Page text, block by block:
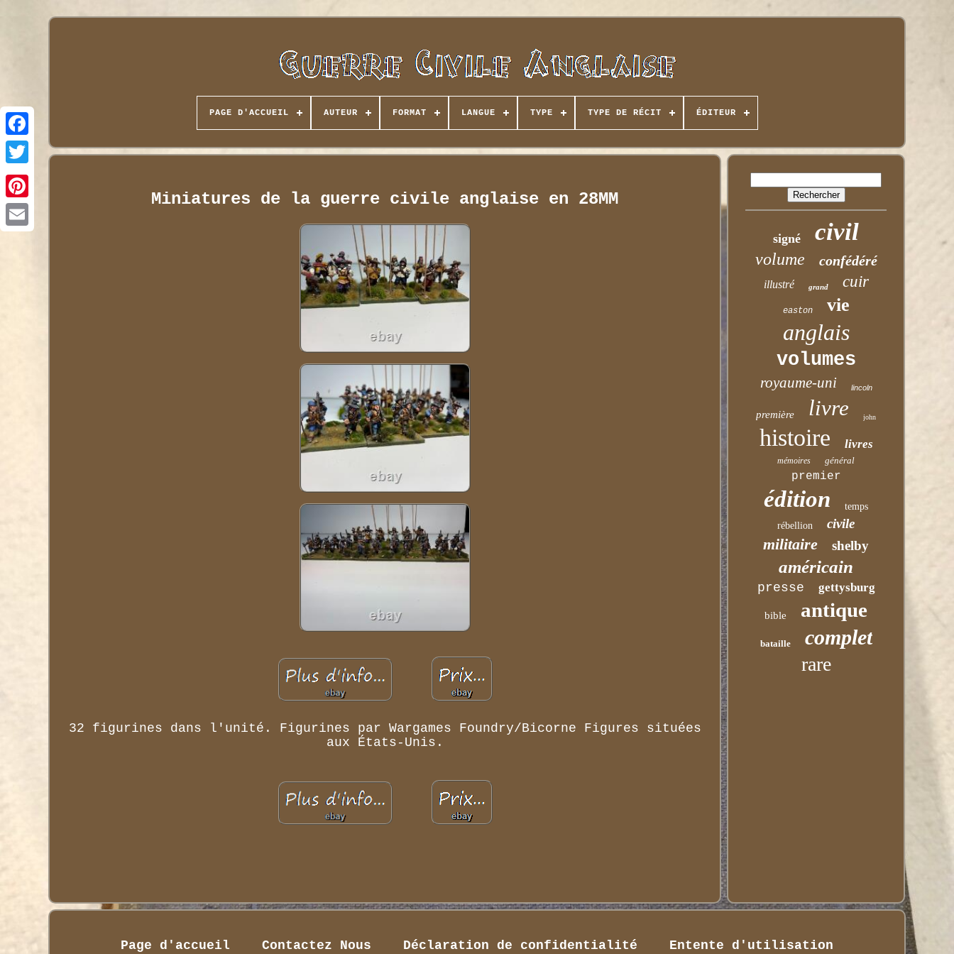
PAGE D'ACCUEIL AUTEUR FORMAT LANGUE TYPE TYPE DE RÉCIT ÉDITEUR
Miniatures de la guerre civile anglaise en 28MM
32 figurines dans l'unité. Figurines par Wargames Foundry/Bicorne Figures situées
aux États-Unis.
signé civil
volume confédéré
illustré grand cuir
easton vie
anglais
volumes
royaume-uni lincoln
première livre john
histoire livres
mémoires général
premier
édition
temps
rébellion
civile
militaire shelby
américain
presse gettysburg
bible antique
bataille complet
rare
Page d'accueil Contactez Nous Déclaration de confidentialité Entente d'utilisation